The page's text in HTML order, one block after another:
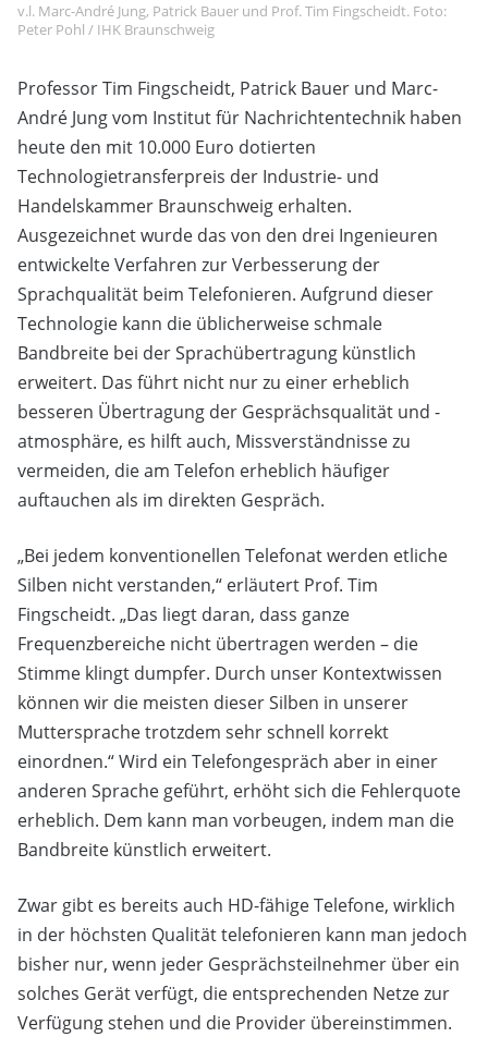
v.l. Marc-André Jung, Patrick Bauer und Prof. Tim Fingscheidt. Foto:
Peter Pohl / IHK Braunschweig
Professor Tim Fingscheidt, Patrick Bauer und Marc-
André Jung vom Institut für Nachrichtentechnik haben
heute den mit 10.000 Euro dotierten
Technologietransferpreis der Industrie- und
Handelskammer Braunschweig erhalten.
Ausgezeichnet wurde das von den drei Ingenieuren
entwickelte Verfahren zur Verbesserung der
Sprachqualität beim Telefonieren. Aufgrund dieser
Technologie kann die üblicherweise schmale
Bandbreite bei der Sprachübertragung künstlich
erweitert. Das führt nicht nur zu einer erheblich
besseren Übertragung der Gesprächsqualität und -
atmosphäre, es hilft auch, Missverständnisse zu
vermeiden, die am Telefon erheblich häufiger
auftauchen als im direkten Gespräch.
„Bei jedem konventionellen Telefonat werden etliche
Silben nicht verstanden,“ erläutert Prof. Tim
Fingscheidt. „Das liegt daran, dass ganze
Frequenzbereiche nicht übertragen werden – die
Stimme klingt dumpfer. Durch unser Kontextwissen
können wir die meisten dieser Silben in unserer
Muttersprache trotzdem sehr schnell korrekt
einordnen.“ Wird ein Telefongespräch aber in einer
anderen Sprache geführt, erhöht sich die Fehlerquote
erheblich. Dem kann man vorbeugen, indem man die
Bandbreite künstlich erweitert.
Zwar gibt es bereits auch HD-fähige Telefone, wirklich
in der höchsten Qualität telefonieren kann man jedoch
bisher nur, wenn jeder Gesprächsteilnehmer über ein
solches Gerät verfügt, die entsprechenden Netze zur
Verfügung stehen und die Provider übereinstimmen.